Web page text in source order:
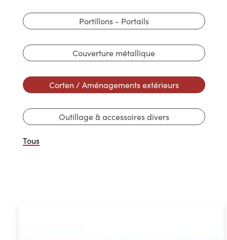
Portillons - Portails
Couverture métallique
Corten / Aménagements extérieurs
Outillage & accessoires divers
Tous